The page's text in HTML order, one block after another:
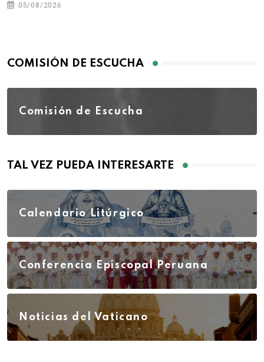
05/08/2026
COMISIÓN DE ESCUCHA
Comisión de Escucha
TAL VEZ PUEDA INTERESARTE
Calendario Litúrgico
Conferencia Episcopal Peruana
Noticias del Vaticano